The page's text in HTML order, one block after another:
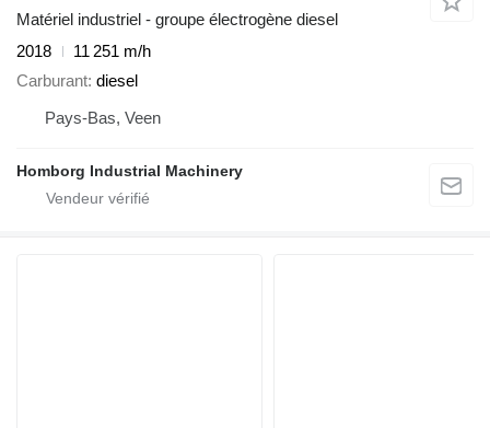
Matériel industriel - groupe électrogène diesel
2018
11 251 m/h
Carburant diesel
Pays-Bas, Veen
Homborg Industrial Machinery